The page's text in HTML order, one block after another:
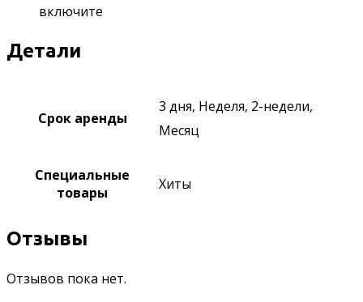
включите
Детали
Срок аренды
3 дня, Неделя, 2-недели,
Месяц
Специальные
товары
Хиты
Отзывы
Отзывов пока нет.